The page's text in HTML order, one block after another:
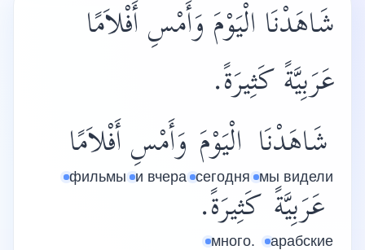
شَاهَدْنَا الْيَوْمَ وَأَمْسِ أَفْلاَمًا
عَرَبِيَّةً كَثِيرَةً.
شَاهَدْنَا
мы видели
الْيَوْمَ
сегодня
وَأَمْسِ
и вчера
أَفْلاَمًا
фильмы
عَرَبِيَّةً
арабские
كَثِيرَةً.
много.